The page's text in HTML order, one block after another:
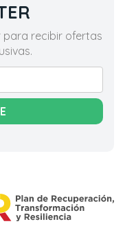
para recibir ofertas